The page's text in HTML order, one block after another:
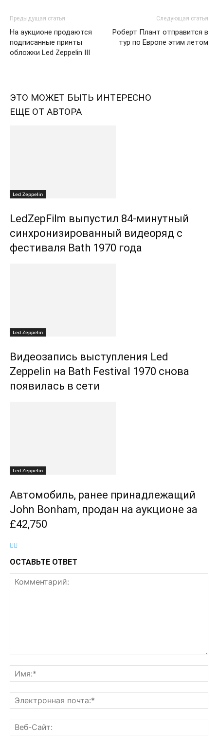
Предыдущая статья
На аукционе продаются
подписанные принты
обложки Led Zeppelin III
Следующая статья
Роберт Плант отправится в
тур по Европе этим летом
ЭТО МОЖЕТ БЫТЬ ИНТЕРЕСНО
ЕЩЕ ОТ АВТОРА
Led Zeppelin
LedZepFilm выпустил 84-минутный
синхронизированный видеоряд с
фестиваля Bath 1970 года
Led Zeppelin
Видеозапись выступления Led
Zeppelin на Bath Festival 1970 снова
появилась в сети
Led Zeppelin
Автомобиль, ранее принадлежащий
John Bonham, продан на аукционе за
£42,750
ОСТАВЬТЕ ОТВЕТ